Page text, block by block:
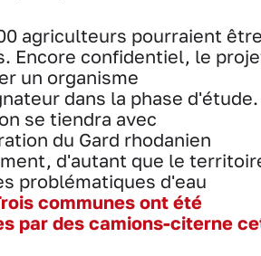
agriculteurs pourraient
Encore confidentiel, le
un organisme
dans la phase d'étude.
se tiendra avec
du Gard rhodanien
d'autant que le
problématiques d'eau
communes ont été
par des camions-citerne